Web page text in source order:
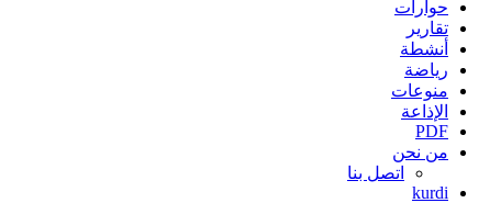
حوارات
تقارير
أنشطة
رياضة
منوعات
الإذاعة
PDF
من نحن
اتصل بنا
kurdi